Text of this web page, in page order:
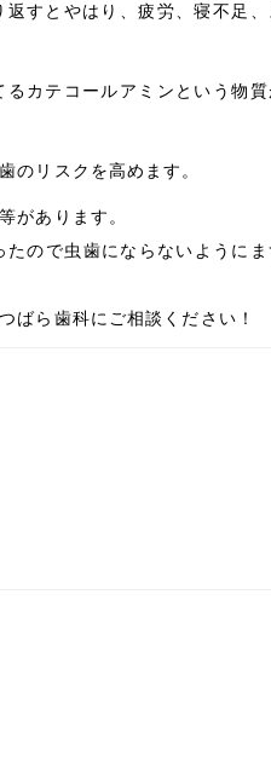
すとやはり、疲労、寝不足
カテコールアミンという物
のリスクを高めます。
があります。
ので虫歯にならないように
ばら歯科にご相談ください！